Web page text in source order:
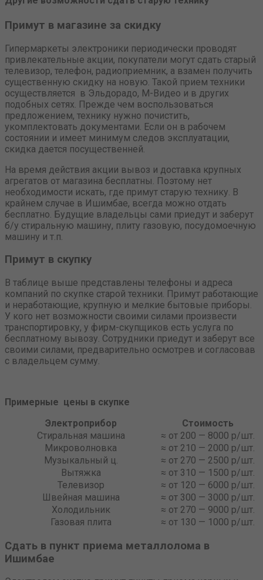
Примут в магазине за скидку
Гипермаркеты электроники периодически проводят
привлекательные акции, покупатели могут сдать старый
телевизор, телефон, радиоприемник, а взамен получить
существенную скидку на новую. Такой прием техники
осуществляется в Эльдорадо, М-Видео и в других
подобных сетях. Прежде чем воспользоваться
предложением, технику нужно почистить,
укомплектовать документами. Если он в рабочем
состоянии и имеет минимум следов эксплуатации,
скидка дается посущественней.
На время действия акции вывоз и доставка крупных
агрегатов от магазина бесплатны. Поэтому нет
необходимости искать, где примут старую технику. В
крайнем случае в Ишимбае, всегда можно отдать
бесплатно. Будущие владельцы сами приедут и заберут
б/у стиральную машину, плиту газовую, посудомоечную
машину и т.п.
Примут в скупку
В таблице выше представлены телефоны и адреса
компаний по скупке старой техники. Примут работающие
и неработающие, крупную и мелкие бытовые приборы.
У кого нет возможности своими силами произвести
транспортировку, у фирм-скупщиков есть услуга по
бесплатному вывозу. Сотрудники приедут и заберут все
своими силами, предварительно осмотрев и согласовав
с владельцем сумму.
Примерные цены в скупке
Электроприбор
Стоимость
Стиральная машина
≈ от 200 — 8000 р/шт.
Микроволновка
≈ от 210 — 2000 р/шт.
Музыкальный ц.
≈ от 270 — 2500 р/шт.
Вытяжка
≈ от 310 — 1500 р/шт.
Телевизор
≈ от 120 — 6000 р/шт.
Швейная машина
≈ от 300 — 3000 р/шт.
Холодильник
≈ от 270 — 9000 р/шт.
Газовая плита
≈ от 130 — 1000 р/шт.
Сдать в пункт приема металлолома в
Ишимбае